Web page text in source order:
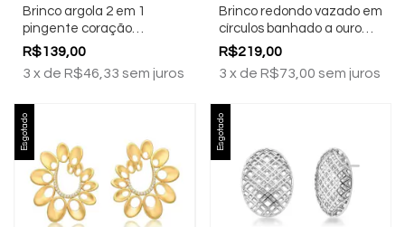
Brinco argola 2 em 1
pingente coração
banhado a ouro 18k
R$139,00
3 x de R$46,33 sem juros
Brinco redondo vazado em
círculos banhado a ouro
18k
R$219,00
3 x de R$73,00 sem juros
Esgotado Esgotado